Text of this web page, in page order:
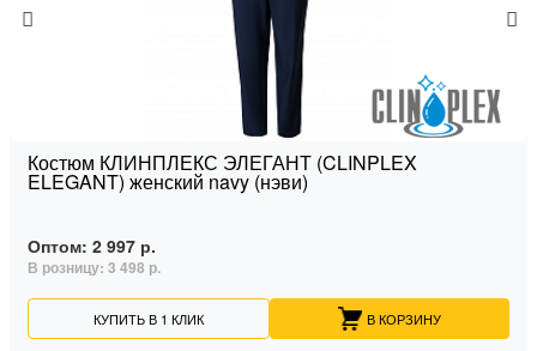
Костюм КЛИНПЛЕКС ЭЛЕГАНТ (CLINPLEX
ELEGANT) женский navy (нэви)
Оптом: 2 997 р.
В розницу: 3 498 р.
КУПИТЬ В 1 КЛИК В КОРЗИНУ